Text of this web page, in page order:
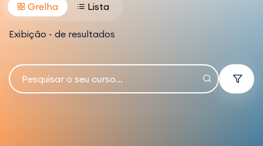
Grelha Lista
Exibição - de resultados